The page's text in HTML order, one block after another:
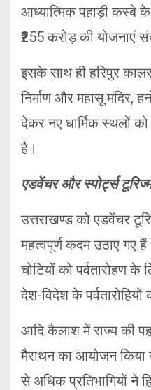
आध्यात्मिक पहाड़ी कस्बे
₹255 करोड़ की योजनाएं
इसके साथ ही हरिपुर
निर्माण और महासू मंदिर,
देकर नए धार्मिक स्थलों
है।
एडवेंचर और स्पोर्ट्स
उत्तराखण्ड को एडवेंचर
महत्वपूर्ण कदम उठाए गए
चोटियों को पर्वतारोहण
देश-विदेश के
आदि कैलाश में राज्य की
मैराथन का आयोजन किया
से अधिक प्रतिभागियों ने